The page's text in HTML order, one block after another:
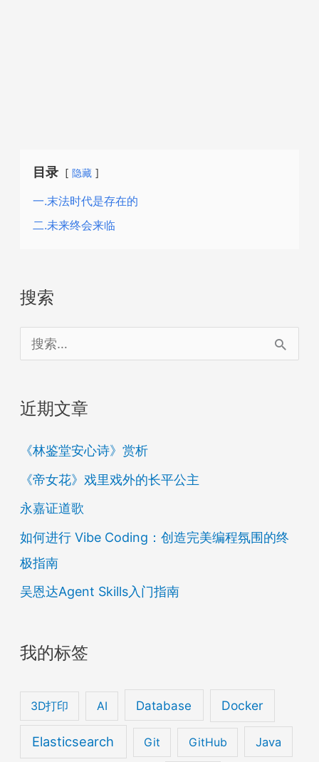
目录 隐藏
一.末法时代是存在的
二.未来终会来临
搜索
搜
索
近期文章
《林鉴堂安心诗》赏析
《帝女花》戏里戏外的长平公主
永嘉证道歌
如何进行 Vibe Coding：创造完美编程氛围的终
极指南
吴恩达Agent Skills入门指南
我的标签
3D打印 AI Database Docker
Elasticsearch Git GitHub Java